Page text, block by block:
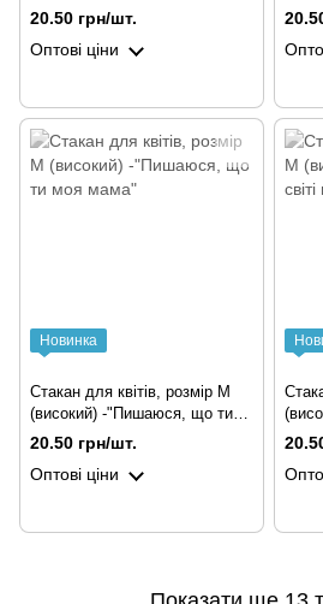
day"
20.50 грн/шт.
Оптові ціни
те,
Новинка
Стакан для квітів, розмір М
(високий) -"Пишаюся, що ти
моя мама"
20.50 грн/шт.
Оптові ціни
мамі"